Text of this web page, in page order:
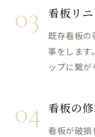
03 看板リ
既存看板の
事をします
ップに繋が
04 看板の
看板が破損